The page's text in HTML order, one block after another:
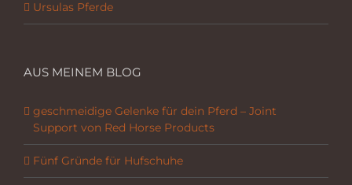
Ursulas Pferde
AUS MEINEM BLOG
geschmeidige Gelenke für dein Pferd – Joint
Support von Red Horse Products
Fünf Gründe für Hufschuhe